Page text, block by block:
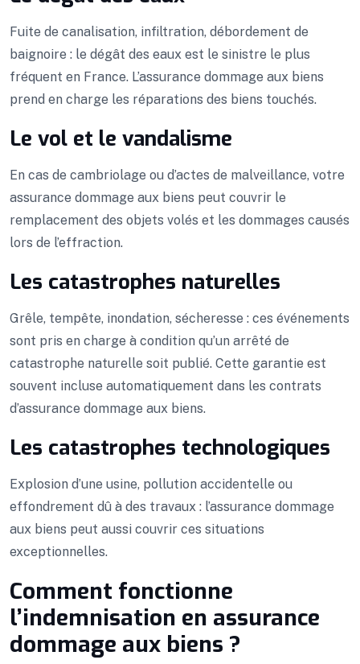
Fuite de canalisation, infiltration, débordement de
baignoire : le dégât des eaux est le sinistre le plus
fréquent en France. L’assurance dommage aux biens
prend en charge les réparations des biens touchés.
Le vol et le vandalisme
En cas de cambriolage ou d’actes de malveillance, votre
assurance dommage aux biens peut couvrir le
remplacement des objets volés et les dommages causés
lors de l’effraction.
Les catastrophes naturelles
Grêle, tempête, inondation, sécheresse : ces événements
sont pris en charge à condition qu’un arrêté de
catastrophe naturelle soit publié. Cette garantie est
souvent incluse automatiquement dans les contrats
d’assurance dommage aux biens.
Les catastrophes technologiques
Explosion d’une usine, pollution accidentelle ou
effondrement dû à des travaux : l’assurance dommage
aux biens peut aussi couvrir ces situations
exceptionnelles.
Comment fonctionne
l’indemnisation en assurance
dommage aux biens ?